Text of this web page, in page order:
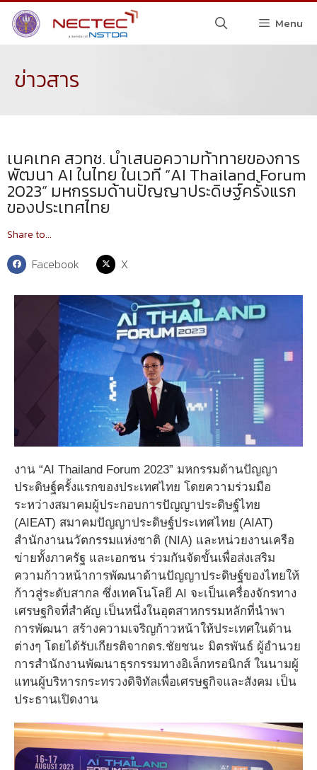
Menu
ข่าวสาร
เนคเทค สวทช. นำเสนอความท้าทายของการ
พัฒนา AI ในไทย ในเวที “AI Thailand Forum
2023” มหกรรมด้านปัญญาประดิษฐ์ครั้งแรก
ของประเทศไทย
Share to...
Facebook X
งาน “AI Thailand Forum 2023” มหกรรมด้านปัญญา
ประดิษฐ์ครั้งแรกของประเทศไทย โดยความร่วมมือ
ระหว่างสมาคมผู้ประกอบการปัญญาประดิษฐ์ไทย
(AIEAT) สมาคมปัญญาประดิษฐ์ประเทศไทย (AIAT)
สำนักงานนวัตกรรมแห่งชาติ (NIA) และหน่วยงานเครือ
ข่ายทั้งภาครัฐ และเอกชน ร่วมกันจัดขั้นเพื่อส่งเสริม
ความก้าวหน้าการพัฒนาด้านปัญญาประดิษฐ์ของไทยให้
ก้าวสู่ระดับสากล ซึ่งเทคโนโลยี AI จะเป็นเครื่องจักรทาง
เศรษฐกิจที่สำคัญ เป็นหนึ่งในอุตสาหกรรมหลักที่นำพา
การพัฒนา สร้างความเจริญก้าวหน้าให้ประเทศในด้าน
ต่างๆ โดยได้รับเกียรติจากดร.ชัยชนะ มิตรพันธ์ ผู้อำนวย
การสำนักงานพัฒนาธุรกรรมทางอิเล็กทรอนิกส์ ในนามผู้
แทนผู้บริหารกระทรวงดิจิทัลเพื่อเศรษฐกิจและสังคม เป็น
ประธานเปิดงาน